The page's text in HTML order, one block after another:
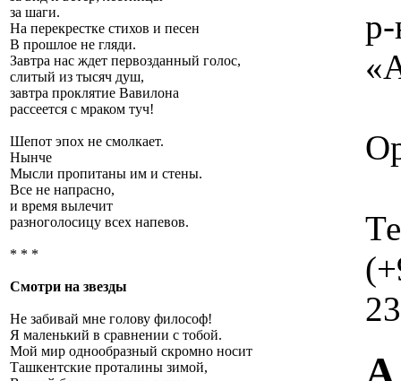
за шаги.
На перекрестке стихов и песен
В прошлое не гляди.
Завтра нас ждет первозданный голос,
слитый из тысяч душ,
завтра проклятие Вавилона
рассеется с мраком туч!
Шепот эпох не смолкает.
Нынче
Мысли пропитаны им и стены.
Все не напрасно,
и время вылечит
разноголосицу всех напевов.
* * *
Смотри на звезды
Не забивай мне голову философ!
Я маленький в сравнении с тобой.
Мой мир однообразный скромно носит
Ташкентские проталины зимой,